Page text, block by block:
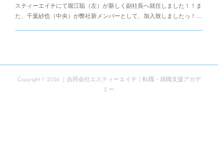
スティーエイチにて堀江聡（左）が新しく副社長へ就任しました！！ま
た、千葉紗也（中央）が弊社新メンバーとして、加入致しましたっ！…
Copyright © 2026
｜合同会社エスティーエイチ｜転職・就職支援アカデ
ミー.